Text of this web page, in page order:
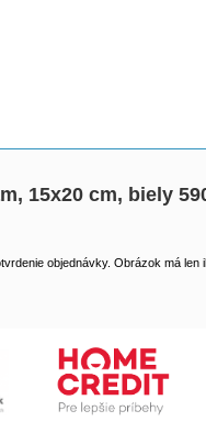
15x20 cm, biely
objednávky. Obrázok má len